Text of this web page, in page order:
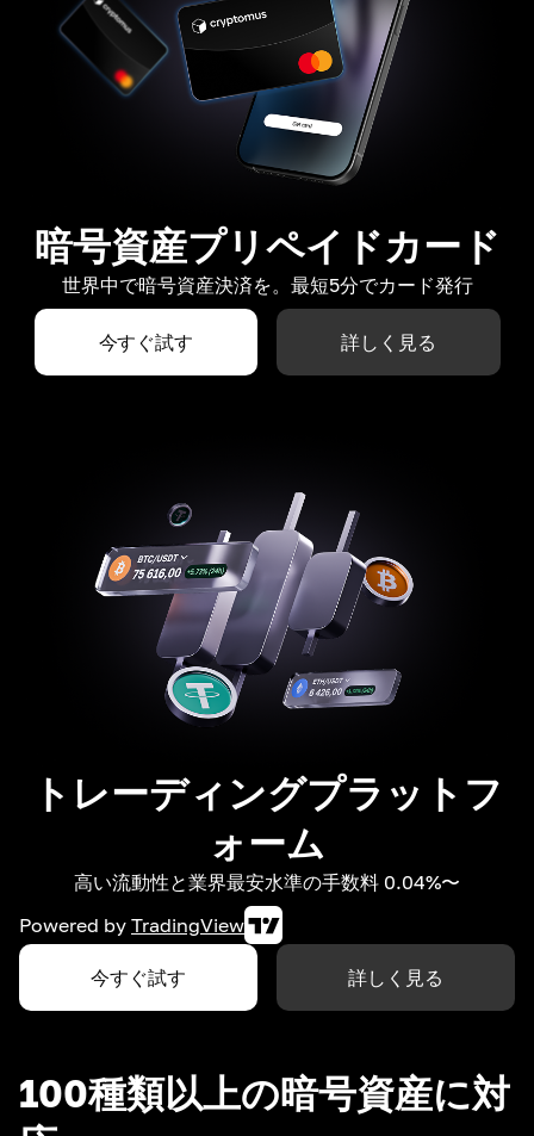
暗号資産プリペイドカード
世界中で暗号資産決済を。最短5分でカード発行
今すぐ試す 詳しく見る
トレーディングプラットフ
ォーム
高い流動性と業界最安水準の手数料 0.04%〜
Powered by TradingView
今すぐ試す 詳しく見る
100種類以上の暗号資産に対